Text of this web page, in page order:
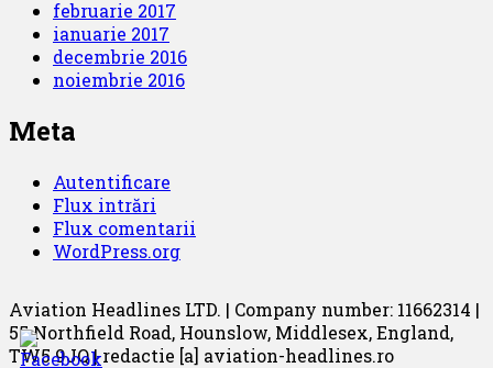
februarie 2017
ianuarie 2017
decembrie 2016
noiembrie 2016
Meta
Autentificare
Flux intrări
Flux comentarii
WordPress.org
Aviation Headlines LTD. | Company number: 11662314 |
55 Northfield Road, Hounslow, Middlesex, England,
TW5 9JQ | redactie [a] aviation-headlines.ro